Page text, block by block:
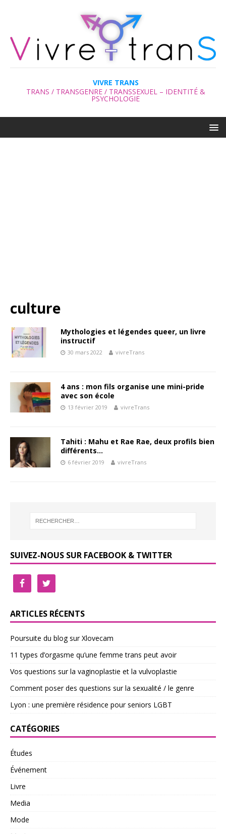
VIVRE TRANS
TRANS / TRANSGENRE / TRANSSEXUEL – IDENTITÉ &
PSYCHOLOGIE
culture
Mythologies et légendes queer, un livre
instructif
30 mars 2022 vivreTrans
4 ans : mon fils organise une mini-pride
avec son école
13 février 2019 vivreTrans
Tahiti : Mahu et Rae Rae, deux profils bien
différents…
6 février 2019 vivreTrans
SUIVEZ-NOUS SUR FACEBOOK & TWITTER
ARTICLES RÉCENTS
Poursuite du blog sur Xlovecam
11 types d’orgasme qu’une femme trans peut avoir
Vos questions sur la vaginoplastie et la vulvoplastie
Comment poser des questions sur la sexualité / le genre
Lyon : une première résidence pour seniors LGBT
CATÉGORIES
Études
Événement
Livre
Media
Mode